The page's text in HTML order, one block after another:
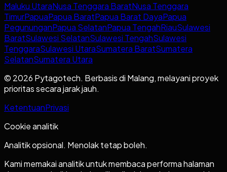
Maluku UtaraNusa Tenggara BaratNusa Tenggara
TimurPapuaPapua BaratPapua Barat DayaPapua
PegununganPapua SelatanPapua TengahRiauSulawesi
BaratSulawesi SelatanSulawesi TengahSulawesi
TenggaraSulawesi UtaraSumatera BaratSumatera
SelatanSumatera Utara
© 2026 Pytagotech. Berbasis di Malang, melayani proyek
prioritas secara jarak jauh.
KetentuanPrivasi
Cookie analitik
Analitik opsional. Menolak tetap boleh.
Kami memakai analitik untuk membaca performa halaman